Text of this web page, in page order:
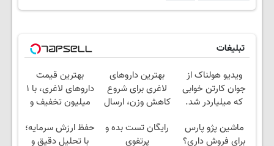
تبلیغات
ویدیو هولناک از
جوان کارتن خوابی
که میلیاردر شد.
بهترین داروهای
لاغری برای شروع
کاهش وزن، ارسال
نزدیکت!
بهترین قیمت
داروهای لاغری، با ۱
میلیون تخفیف و
ماشین پژو پارس
برای فروش داری؟
رایگان تست بده و
پرتفوی
حفظ ارزش سرمایه؛
با تحلیل دقیق و